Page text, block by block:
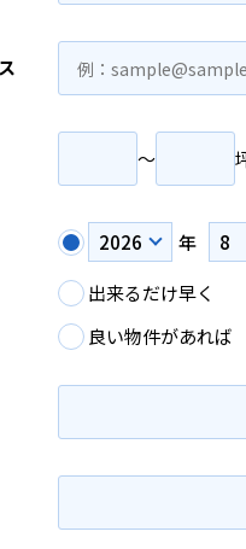
〜
年
出来るだけ早く
良い物件があれば